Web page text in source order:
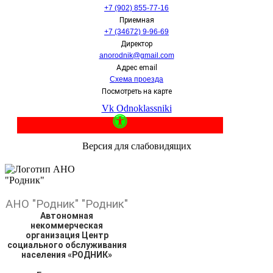
+7 (902) 855-77-16
Приемная
+7 (34672) 9-96-69
Директор
anorodnik@gmail.com
Адрес email
Схема проезда
Посмотреть на карте
Vk Odnoklassniki
Версия для слабовидящих
АНО "Родник" "Родник"
Автономная
некоммерческая
организация Центр
социального обслуживания
населения «РОДНИК»